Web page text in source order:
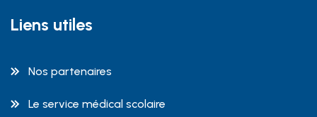
Liens utiles
Nos partenaires
Le service médical scolaire